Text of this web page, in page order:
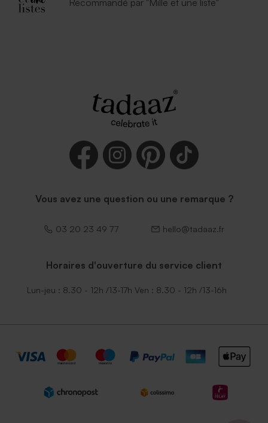
Vous avez une question ou une remarque ?
03 20 23 49 77 hello@tadaaz.fr
Horaires d'ouverture du service client
Lun-jeu : 8.30 - 12h /13-17h Ven : 8.30 - 12h /13-16h